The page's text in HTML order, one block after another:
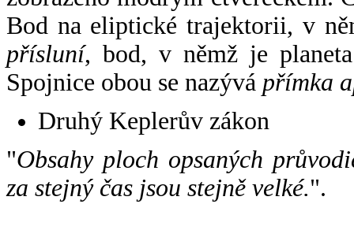
Bod na eliptické trajektorii, v
přísluní, bod, v němž je
Spojnice obou se nazývá přímka
Druhý Keplerův zákon
"Obsahy ploch opsaných
za stejný čas jsou stejně velké.".